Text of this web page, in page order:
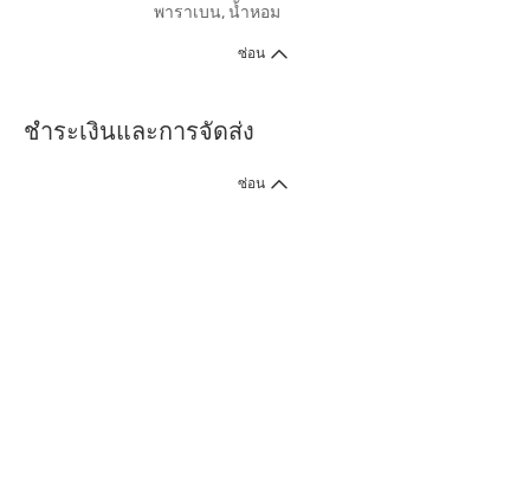
พาราเบน, น้ำหอม
ซ่อน
ชำระเงินและการจัดส่ง
ซ่อน